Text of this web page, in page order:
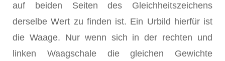
auf beiden Seiten des Gleichheitszeichens
derselbe Wert zu finden ist. Ein Urbild hierfür ist
die Waage. Nur wenn sich in der rechten und
linken Waagschale die gleichen Gewichte